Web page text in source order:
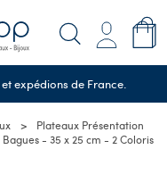
expédions de France.
Plateaux Présentation
- 35 x 25 cm - 2 Coloris